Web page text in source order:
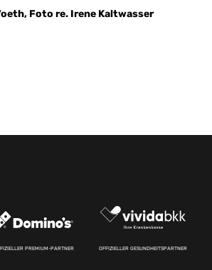
Foto re. Irene Kaltwasser
PREMIUM-PARTNER OFFIZIELLER GESUNDHEITSPARTNER